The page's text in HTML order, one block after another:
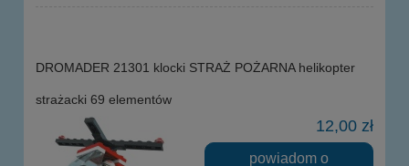
DROMADER 21301 klocki STRAŻ POŻARNA helikopter
strażacki 69 elementów
12,00 zł
powiadom o